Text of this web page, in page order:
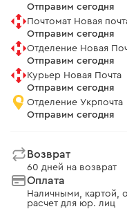
Отправим сегодня
Почтомат Новая
Отправим сегодня
Отделение Новая
Отправим сегодня
Курьер Новая Почта
Отправим сегодня
Отделение Укрпочта
Отправим сегодня
Возврат
60 дней на возврат
Оплата
Наличными, картой,
расчет для юр. лиц